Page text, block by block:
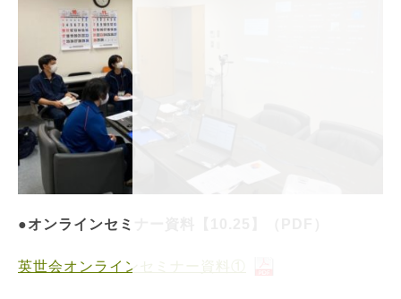
●オンラインセミナー資料【10.25】（PDF）
英世会オンラインセミナー資料①